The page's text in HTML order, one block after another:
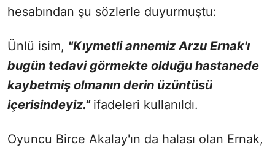
hesabından şu sözlerle duyurmuştu:
Ünlü isim, "Kıymetli annemiz Arzu Ernak'ı
bugün tedavi görmekte olduğu hastanede
kaybetmiş olmanın derin üzüntüsü
içerisindeyiz." ifadeleri kullanıldı.
Oyuncu Birce Akalay'ın da halası olan Ernak,